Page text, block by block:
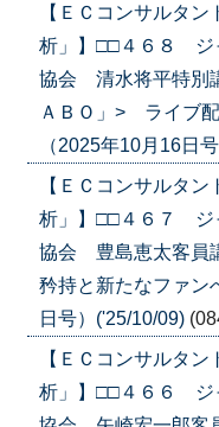
【ＥＣコンサルタ
析」】□□４６８ ジ
協会 清水将平特別
ＡＢＯ」> ライブ
（2025年10月16日
【ＥＣコンサルタ
析」】□□４６７ ジ
協会 豊島恵太客員
矜持と新たなファン
日号）('25/10/09)
【ＥＣコンサルタ
析」】□□４６６ ジ